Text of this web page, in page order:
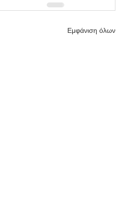
Εμφάνιση όλων